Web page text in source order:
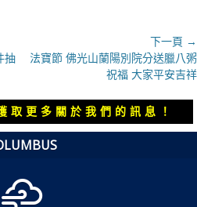
抽
下一頁 →
下
文
章：
法寶節 佛光山蘭陽別院分送臘八粥
祝福 大家平安吉祥
取更多關於我們的訊息！